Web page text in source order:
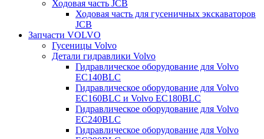
Ходовая часть JCB
Ходовая часть для гусеничных экскаваторов
JCB
Запчасти VOLVO
Гусеницы Volvo
Детали гидравлики Volvo
Гидравлическое оборудование для Volvo
EC140BLC
Гидравлическое оборудование для Volvo
EC160BLC и Volvo EC180BLC
Гидравлическое оборудование для Volvo
EC240BLC
Гидравлическое оборудование для Volvo